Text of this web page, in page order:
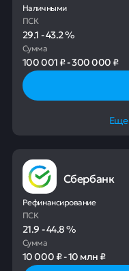
Наличными
ПСК
29.1-43.2%
Сумма
100 001 ₽-300 000 ₽
Еще
Сбербанк
Рефинансирование
ПСК
21.9-44.8%
Сумма
10 000 ₽-10 млн ₽